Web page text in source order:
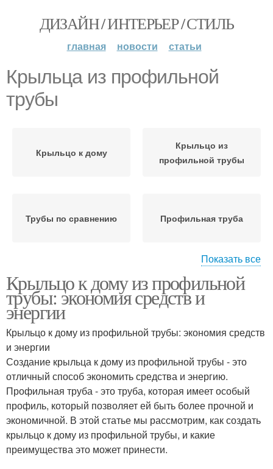
ДИЗАЙН / ИНТЕРЬЕР / СТИЛЬ
главная новости статьи
Крыльца из профильной
трубы
Крыльцо к дому
Крыльцо из
профильной трубы
Трубы по сравнению Профильная труба
строительства
Труба для изготовления
Труба в строительстве
изготовлении
Крыльца из металла Трубы для каркаса
Показать все
Крыльцо к дому из профильной
трубы: экономия средств и
энергии
Крыльцо к дому из профильной трубы: экономия средств
и энергии
Создание крыльца к дому из профильной трубы - это
отличный способ экономить средства и энергию.
Профильная труба - это труба, которая имеет особый
профиль, который позволяет ей быть более прочной и
экономичной. В этой статье мы рассмотрим, как создать
крыльцо к дому из профильной трубы, и какие
преимущества это может принести.